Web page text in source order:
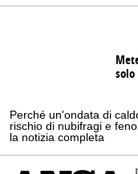
solo
Perché un'ondata di
rischio di nubifragi e
la notizia completa